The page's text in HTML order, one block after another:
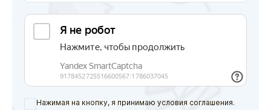
Нажимая на кнопку, я принимаю условия соглашения.